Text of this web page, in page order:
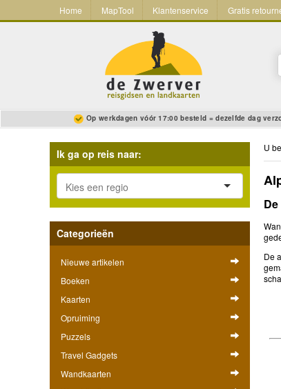
Home MapTool Klantenservice Gratis
Op werkdagen vóór 17:00 besteld = dezelfde dag
Ik ga op reis naar:
Categorieën
Nieuwe artikelen
Boeken
Kaarten
Opruiming
Puzzels
Travel Gadgets
Wandkaarten
U
De